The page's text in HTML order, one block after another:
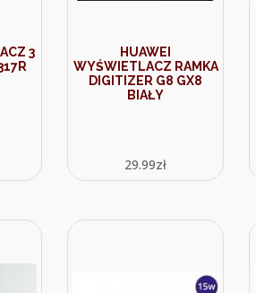
3
HUAWEI
WYŚWIETLACZ RAMKA
DIGITIZER G8 GX8
BIAŁY
29.99zł